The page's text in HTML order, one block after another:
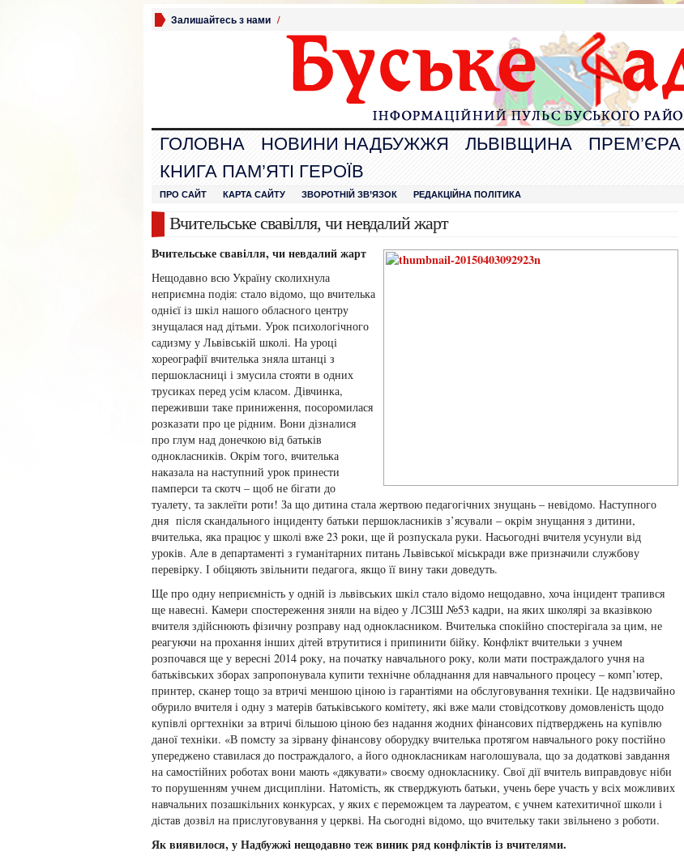
Залишайтесь з нами /
ГОЛОВНА НОВИНИ НАДБУЖЖЯ ЛЬВІВЩИНА
ПРЕМ’ЄРА
КНИГА ПАМ’ЯТІ ГЕРОЇВ
ПРО САЙТ КАРТА САЙТУ ЗВОРОТНІЙ ЗВ’ЯЗОК РЕДАКЦІЙНА ПОЛІТИКА
Вчительське свавілля, чи невдалий жарт
Вчительське свавілля, чи невдалий жарт
Нещодавно всю Україну сколихнула
неприємна подія: стало відомо, що вчителька
однієї із шкіл нашого обласного центру
знущалася над дітьми. Урок психологічного
садизму у Львівській школі. На уроці
хореографії вчителька зняла штанці з
першокласниці і змусила стояти в одних
трусиках перед усім класом. Дівчинка,
переживши таке приниження, посоромилася
розказати про це рідним. Вони дізналися
про глум над донечкою від батьків
однокласників. Окрім того, вчителька
наказала на наступний урок принести
памперси та скотч – щоб не бігати до
туалету, та заклеїти роти! За що дитина стала жертвою педагогічних знущань – невідомо. Наступного
дня після скандального інциденту батьки першокласників з’ясували – окрім знущання з дитини,
вчителька, яка працює у школі вже 23 роки, ще й розпускала руки. Насьогодні вчителя усунули від
уроків. Але в департаменті з гуманітарних питань Львівської міськради вже призначили службову
перевірку. І обіцяють звільнити педагога, якщо її вину таки доведуть.
Ще про одну неприємність у одній із львівських шкіл стало відомо нещодавно, хоча інцидент трапився
ще навесні. Камери спостереження зняли на відео у ЛСЗШ №53 кадри, на яких школярі за вказівкою
вчителя здійснюють фізичну розправу над однокласником. Вчителька спокійно спостерігала за цим, не
реагуючи на прохання інших дітей втрутитися і припинити бійку. Конфлікт вчительки з учнем
розпочався ще у вересні 2014 року, на початку навчального року, коли мати постраждалого учня на
батьківських зборах запропонувала купити технічне обладнання для навчального процесу – комп’ютер,
принтер, сканер тощо за втричі меншою ціною із гарантіями на обслуговування техніки. Це надзвичайно
обурило вчителя і одну з матерів батьківського комітету, які вже мали стовідсоткову домовленість щодо
купівлі оргтехніки за втричі більшою ціною без надання жодних фінансових підтверджень на купівлю
даної техніки. «В помсту за зірвану фінансову оборудку вчителька протягом навчального року постійно
упереджено ставилася до постраждалого, а його однокласникам наголошувала, що за додаткові завдання
на самостійних роботах вони мають «дякувати» своєму однокласнику. Свої дії вчитель виправдовує ніби
то порушенням учнем дисципліни. Натомість, як стверджують батьки, учень бере участь у всіх можливих
навчальних позашкільних конкурсах, у яких є переможцем та лауреатом, є учнем катехитичної школи і
дістав дозвіл на прислуговування у церкві. На сьогодні відомо, що вчительку таки звільнено з роботи.
Як виявилося, у Надбужжі нещодавно теж виник ряд конфліктів із вчителями.